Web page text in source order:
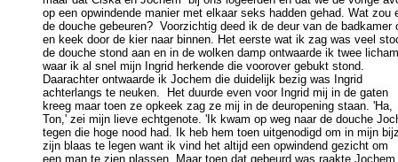
op een opwindende manier met elkaar seks hadden gehad. Wat zou
de douche gebeuren?  Voorzichtig deed ik de deur van de badkamer
en keek door de kier naar binnen. Het eerste wat ik zag was veel
de douche stond aan en in de wolken damp ontwaarde ik twee
waar ik al snel mijn Ingrid herkende die voorover gebukt stond.
Daarachter ontwaarde ik Jochem die duidelijk bezig was Ingrid
achterlangs te neuken.  Het duurde even voor Ingrid mij in de gaten
kreeg maar toen ze opkeek zag ze mij in de deuropening staan. 'Ha,
Ton,' zei mijn lieve echtgenote. 'Ik kwam op weg naar de douche
tegen die hoge nood had. Ik heb hem toen uitgenodigd om in mijn
zijn blaas te legen want ik vind het altijd een opwindend gezicht om
een man te zien plassen. Maar toen dat gebeurd was raakte